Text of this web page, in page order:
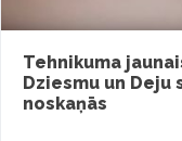
Tehnikuma
Dziesmu un Deju
noskaņās